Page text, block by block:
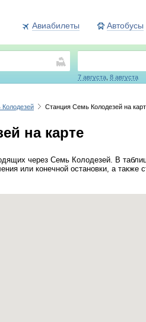
Автобусы
Авиабилеты
7 августа ,8 августа
Станция Семь Колодезей на
на карте
через Семь Колодезей. В
или конечной остановки, а также